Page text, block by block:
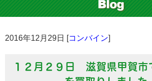
2016年12月29日 [コンバイン]
１２月２９日 滋賀県甲賀市